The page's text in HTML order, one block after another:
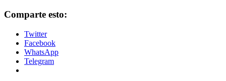
Comparte esto:
Twitter
Facebook
WhatsApp
Telegram